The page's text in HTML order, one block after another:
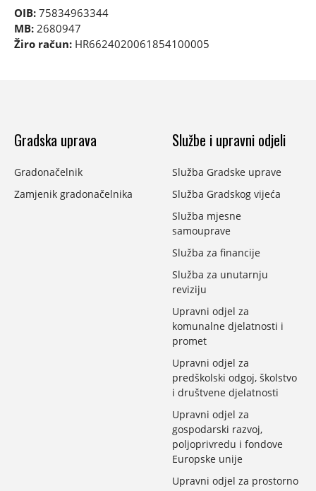
OIB: 75834963344
MB: 2680947
Žiro račun: HR6624020061854100005
Gradska uprava
Gradonačelnik
Zamjenik gradonačelnika
Službe i upravni odjeli
Služba Gradske uprave
Služba Gradskog vijeća
Služba mjesne
samouprave
Služba za financije
Služba za unutarnju
reviziju
Upravni odjel za
komunalne djelatnosti i
promet
Upravni odjel za
predškolski odgoj, školstvo
i društvene djelatnosti
Upravni odjel za
gospodarski razvoj,
poljoprivredu i fondove
Europske unije
Upravni odjel za prostorno